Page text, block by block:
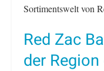
Sortimentswelt von
Red Zac
der